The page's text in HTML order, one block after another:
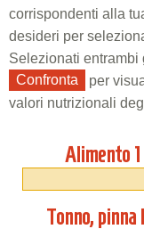
corrispondenti alla
desideri per
Selezionati
Confronta
per
valori nutrizionali
Alimento 1
Tonno, pinna